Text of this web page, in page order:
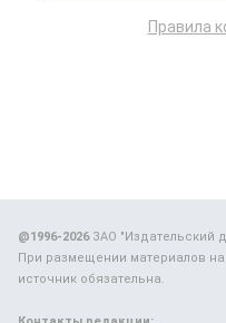
Правила
@1996-2026ЗАО "Издательский
При размещении материалов
источник обязательна.